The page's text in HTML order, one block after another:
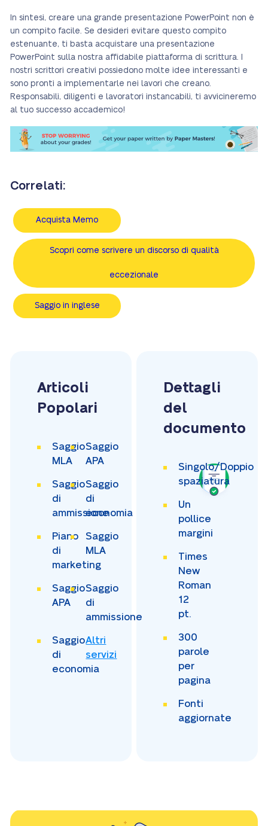
In sintesi, creare una grande presentazione PowerPoint non è
un compito facile. Se desideri evitare questo compito
estenuante, ti basta acquistare una presentazione
PowerPoint sulla nostra affidabile piattaforma di scrittura. I
nostri scrittori creativi possiedono molte idee interessanti e
sono pronti a implementarle nei lavori che creano.
Responsabili, diligenti e lavoratori instancabili, ti avvicineremo
al tuo successo accademico!
Correlati:
Acquista Memo
Scopri come scrivere un discorso di qualità
eccezionale
Saggio in inglese
Articoli
Popolari
Saggio
MLA
Saggio
APA
Saggio
di
ammissione
Saggio
di
economia
Piano
di
marketing
Saggio
MLA
Saggio
APA
Saggio
di
ammissione
Saggio
di
economia
Altri
servizi
Dettagli
del
documento
Singolo/Doppio
spaziatura
Un
pollice
margini
Times
New
Roman
12
pt.
300
parole
per
pagina
Fonti
aggiornate